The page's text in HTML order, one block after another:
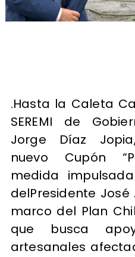
.Hasta la Caleta
SEREMI de
Jorge Díaz
nuevo Cupón
medida
delPresidente
marco del Plan
que busca
artesanales